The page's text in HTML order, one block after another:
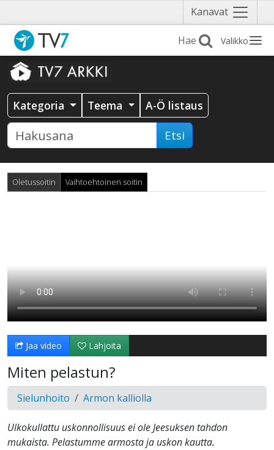
Kanavat Näytä
valikko
Valikko
Kategoria Teema A-Ö listaus
Etsi
Oletussoitin Vaihtoehtoinen soitin
Jaa video Lahjoita
Miten pelastun?
Sielunhoito Armon kalliolla
Ulkokullattu uskonnollisuus ei ole Jeesuksen tahdon
mukaista. Pelastumme armosta ja uskon kautta.